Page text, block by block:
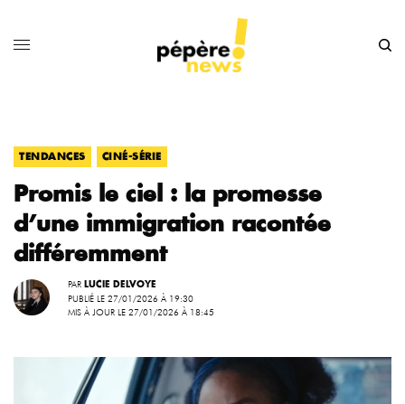
TENDANCES CINÉ-SÉRIE
Promis le ciel : la promesse
d’une immigration racontée
différemment
PAR LUCIE DELVOYE
PUBLIÉ LE 27/01/2026 À 19:30
MIS À JOUR LE 27/01/2026 À 18:45